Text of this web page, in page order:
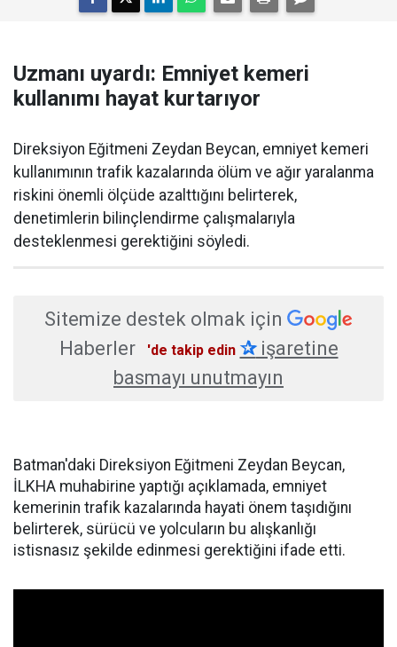
Uzmanı uyardı: Emniyet kemeri
kullanımı hayat kurtarıyor
Direksiyon Eğitmeni Zeydan Beycan, emniyet kemeri
kullanımının trafik kazalarında ölüm ve ağır yaralanma
riskini önemli ölçüde azalttığını belirterek,
denetimlerin bilinçlendirme çalışmalarıyla
desteklenmesi gerektiğini söyledi.
Sitemize destek olmak için
Haberler
'de takip edin ✰işaretine
basmayı unutmayın
Batman'daki Direksiyon Eğitmeni Zeydan Beycan,
İLKHA muhabirine yaptığı açıklamada, emniyet
kemerinin trafik kazalarında hayati önem taşıdığını
belirterek, sürücü ve yolcuların bu alışkanlığı
istisnasız şekilde edinmesi gerektiğini ifade etti.